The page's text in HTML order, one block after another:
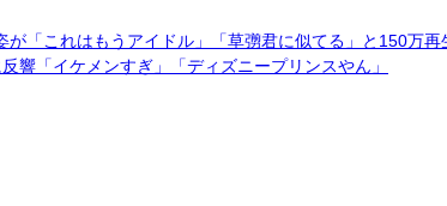
これはもうアイドル」「草彅君に似てる」と150万再
「イケメンすぎ」「ディズニープリンスやん」